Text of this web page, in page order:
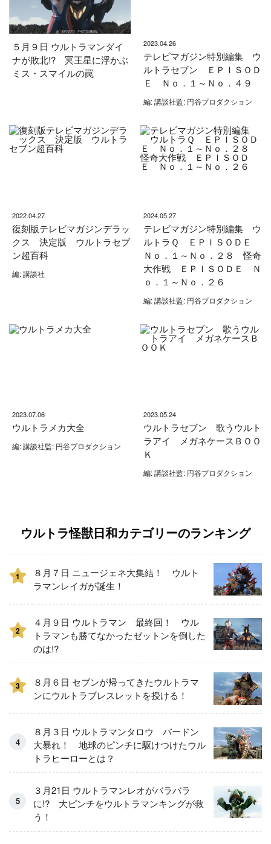
５月９日 ウルトラマンダイ
ナが敗北!? 冥王星に浮かぶ
ミス・スマイルの罠
2023.04.26
テレビマガジン特別編集 ウ
ルトラセブン ＥＰＩＳＯＤ
Ｅ Ｎｏ．１～Ｎｏ．４９
編: 講談社監: 円谷プロダクション
2022.04.27
復刻版テレビマガジンデラッ
クス 決定版 ウルトラセブ
ン超百科
編: 講談社
2024.05.27
テレビマガジン特別編集 ウ
ルトラＱ ＥＰＩＳＯＤＥ
Ｎｏ．１～Ｎｏ．２８ 怪奇
大作戦 ＥＰＩＳＯＤＥ Ｎ
ｏ．１～Ｎｏ．２６
編: 講談社監: 円谷プロダクション
2023.07.06
ウルトラメカ大全
編: 講談社監: 円谷プロダクション
2023.05.24
ウルトラセブン 歌うウルト
ラアイ メガネケースＢＯＯ
Ｋ
編: 講談社監: 円谷プロダクション
ウルトラ怪獣日和カテゴリーのランキング
1
８月７日 ニュージェネ大集結！ ウルト
ラマンレイガが誕生！
2
４月９日 ウルトラマン 最終回！ ウル
トラマンも勝てなかったゼットンを倒した
のは!?
3
８月６日 セブンが帰ってきたウルトラマ
ンにウルトラブレスレットを授ける！
８月３日 ウルトラマンタロウ バードン
大暴れ！ 地球のピンチに駆けつけたウル
トラヒーローとは？
３月21日 ウルトラマンレオがバラバラ
に!? 大ピンチをウルトラマンキングが救
う！